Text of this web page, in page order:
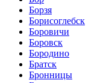
Борзя
Борисоглебск
Боровичи
Боровск
Бородино
Братск
Бронницы